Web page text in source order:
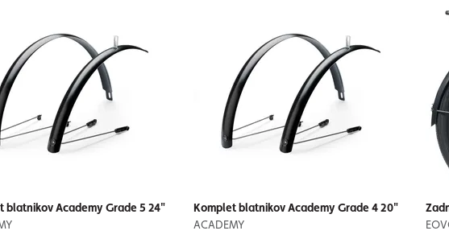
blatnikov Academy Grade 5 24"
Komplet blatnikov Academy Grade 4 20"
ACADEMY